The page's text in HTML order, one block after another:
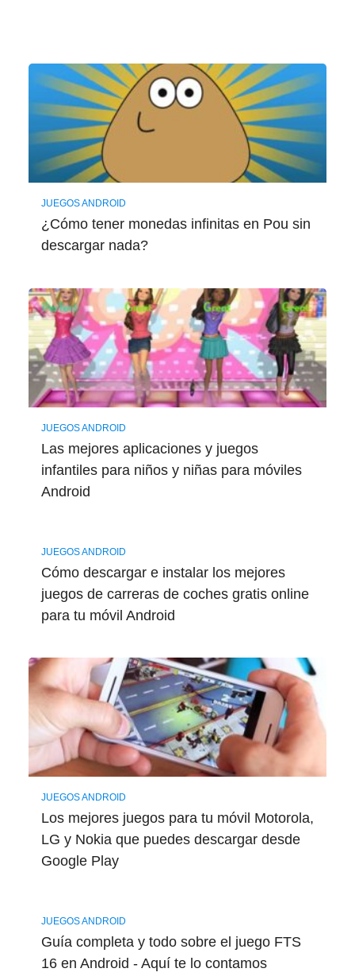
JUEGOS ANDROID
¿Cómo tener monedas infinitas en Pou sin
descargar nada?
JUEGOS ANDROID
Las mejores aplicaciones y juegos
infantiles para niños y niñas para móviles
Android
JUEGOS ANDROID
Cómo descargar e instalar los mejores
juegos de carreras de coches gratis online
para tu móvil Android
JUEGOS ANDROID
Los mejores juegos para tu móvil Motorola,
LG y Nokia que puedes descargar desde
Google Play
JUEGOS ANDROID
Guía completa y todo sobre el juego FTS
16 en Android - Aquí te lo contamos